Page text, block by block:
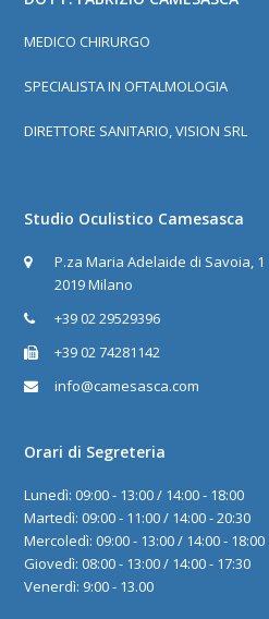
MEDICO CHIRURGO
SPECIALISTA IN OFTALMOLOGIA
DIRETTORE SANITARIO, VISION SRL
Studio Oculistico Camesasca
P.za Maria Adelaide di Savoia, 1
2019 Milano
+39 02 29529396
+39 02 74281142
info@camesasca.com
Orari di Segreteria
Lunedì: 09:00 - 13:00 / 14:00 - 18:00
Martedì: 09:00 - 11:00 / 14:00 - 20:30
Mercoledì: 09:00 - 13:00 / 14:00 - 18:00
Giovedì: 08:00 - 13:00 / 14:00 - 17:30
Venerdì: 9:00 - 13.00